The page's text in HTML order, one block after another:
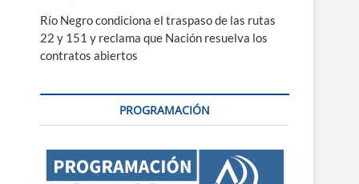
Río Negro condiciona el traspaso de las rutas
22 y 151 y reclama que Nación resuelva los
contratos abiertos
PROGRAMACIÓN